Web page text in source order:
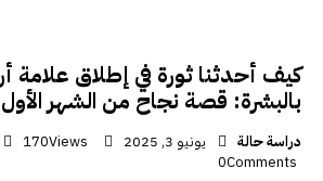
كيف أحدثنا ثورة في إطلاق علامة
بالبشرة: قصة نجاح من الشهر الأول!
دراسة حالة يونيو 3, 2025 170Views
0Comments